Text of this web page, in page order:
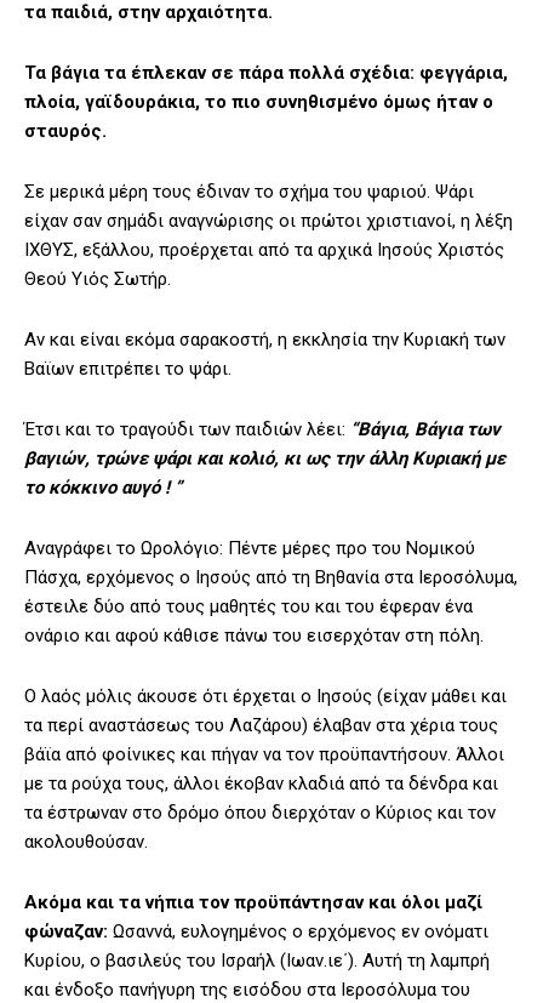
τα παιδιά, στην αρχαιότητα.
Τα βάγια τα έπλεκαν σε πάρα πολλά σχέδια: φεγγάρια,
πλοία, γαϊδουράκια, το πιο συνηθισμένο όμως ήταν ο
σταυρός.
Σε μερικά μέρη τους έδιναν το σχήμα του ψαριού. Ψάρι
είχαν σαν σημάδι αναγνώρισης οι πρώτοι χριστιανοί, η λέξη
ΙΧΘΥΣ, εξάλλου, προέρχεται από τα αρχικά Ιησούς Χριστός
Θεού Υιός Σωτήρ.
Αν και είναι εκόμα σαρακοστή, η εκκλησία την Κυριακή των
Βαϊων επιτρέπει το ψάρι.
Έτσι και το τραγούδι των παιδιών λέει: “Βάγια, Βάγια των
βαγιών, τρώνε ψάρι και κολιό, κι ως την άλλη Κυριακή με
το κόκκινο αυγό ! ”
Αναγράφει το Ωρολόγιο: Πέντε μέρες προ του Νομικού
Πάσχα, ερχόμενος ο Ιησούς από τη Βηθανία στα Ιεροσόλυμα,
έστειλε δύο από τους μαθητές του και του έφεραν ένα
ονάριο και αφού κάθισε πάνω του εισερχόταν στη πόλη.
Ο λαός μόλις άκουσε ότι έρχεται ο Ιησούς (είχαν μάθει και
τα περί αναστάσεως του Λαζάρου) έλαβαν στα χέρια τους
βάϊα από φοίνικες και πήγαν να τον προϋπαντήσουν. Άλλοι
με τα ρούχα τους, άλλοι έκοβαν κλαδιά από τα δένδρα και
τα έστρωναν στο δρόμο όπου διερχόταν ο Κύριος και τον
ακολουθούσαν.
Ακόμα και τα νήπια τον προϋπάντησαν και όλοι μαζί
φώναζαν: Ωσαννά, ευλογημένος ο ερχόμενος εν ονόματι
Κυρίου, ο βασιλεύς του Ισραήλ (Ιωαν.ιε΄). Αυτή τη λαμπρή
και ένδοξο πανήγυρη της εισόδου στα Ιεροσόλυμα του